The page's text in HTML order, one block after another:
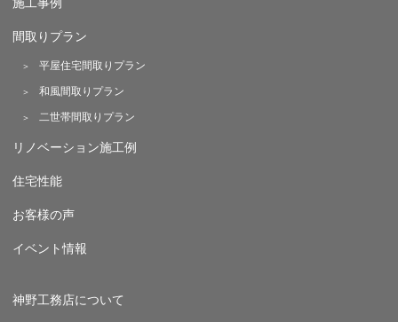
間取りプラン
平屋住宅間取りプラン
和風間取りプラン
二世帯間取りプラン
リノベーション施工例
住宅性能
お客様の声
イベント情報
神野工務店について